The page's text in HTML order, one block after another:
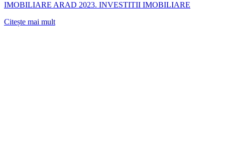
IMOBILIARE ARAD 2023. INVESTITII IMOBILIARE
Citește mai mult